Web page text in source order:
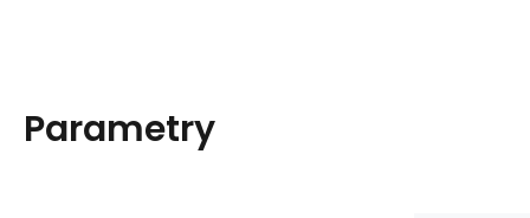
Parametry